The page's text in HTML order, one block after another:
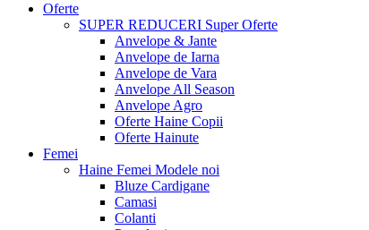
Oferte
SUPER REDUCERI Super Oferte
Anvelope & Jante
Anvelope de Iarna
Anvelope de Vara
Anvelope All Season
Anvelope Agro
Oferte Haine Copii
Oferte Hainute
Femei
Haine Femei Modele noi
Bluze Cardigane
Camasi
Colanti